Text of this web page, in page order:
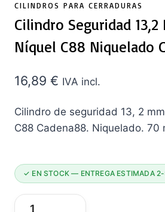
CILINDROS PARA CERRADURAS
Cilindro Seguridad
Níquel C88 Niquelado
16,89 € IVA incl.
Cilindro de seguridad 13, 2
C88 Cadena88. Niquelado.
✓ EN STOCK — ENTREGA ESTIMADA